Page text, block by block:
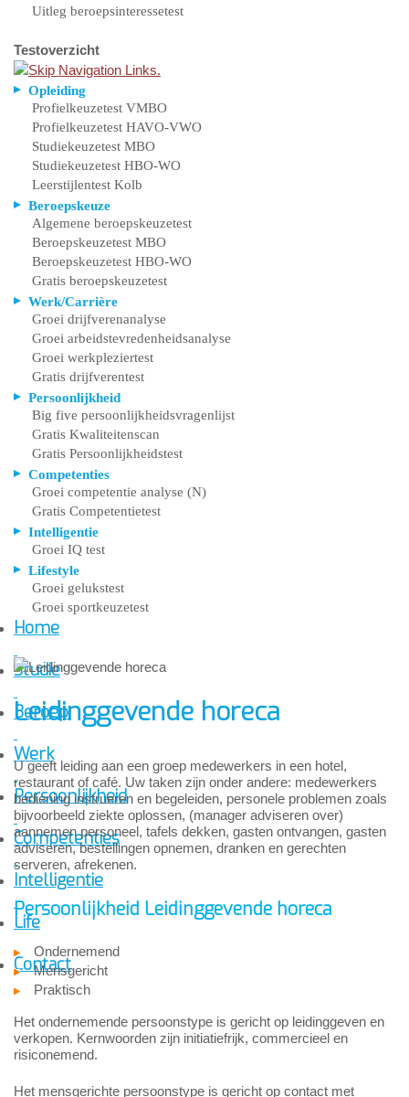
Uitleg beroepsinteressetest
Testoverzicht
Opleiding
Profielkeuzetest VMBO
Profielkeuzetest HAVO-VWO
Studiekeuzetest MBO
Studiekeuzetest HBO-WO
Leerstijlentest Kolb
Beroepskeuze
Algemene beroepskeuzetest
Beroepskeuzetest MBO
Beroepskeuzetest HBO-WO
Gratis beroepskeuzetest
Werk/Carrière
Groei drijfverenanalyse
Groei arbeidstevredenheidsanalyse
Groei werkpleziertest
Gratis drijfverentest
Persoonlijkheid
Big five persoonlijkheidsvragenlijst
Gratis Kwaliteitenscan
Gratis Persoonlijkheidstest
Competenties
Groei competentie analyse (N)
Gratis Competentietest
Intelligentie
Groei IQ test
Lifestyle
Groei gelukstest
Groei sportkeuzetest
Home
Studie
Beroep
Werk
Persoonlijkheid
Competenties
Intelligentie
Life
Contact
Leidinggevende horeca
U geeft leiding aan een groep medewerkers in een hotel,
restaurant of café. Uw taken zijn onder andere: medewerkers
bediening instrueren en begeleiden, personele problemen zoals
bijvoorbeeld ziekte oplossen, (manager adviseren over)
aannemen personeel, tafels dekken, gasten ontvangen, gasten
adviseren, bestellingen opnemen, dranken en gerechten
serveren, afrekenen.
Persoonlijkheid Leidinggevende horeca
Ondernemend
Mensgericht
Praktisch
Het ondernemende persoonstype is gericht op leidinggeven en
verkopen. Kernwoorden zijn initiatiefrijk, commercieel en
risiconemend.
Het mensgerichte persoonstype is gericht op contact met